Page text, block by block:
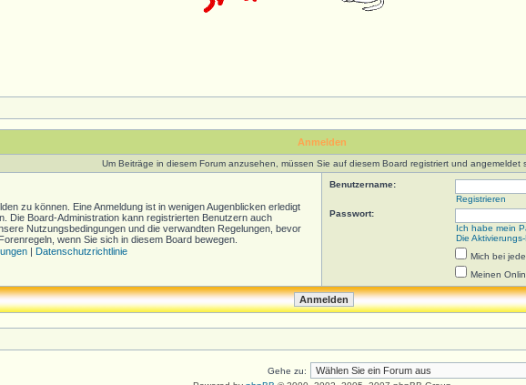
Anmelden
Um Beiträge in diesem Forum anzusehen, müssen Sie auf diesem Board registriert und angemeldet
zu können. Eine Anmeldung ist in wenigen Augenblicken erledigt
Die Board-Administration kann registrierten Benutzern auch
Nutzungsbedingungen und die verwandten Regelungen, bevor
wenn Sie sich in diesem Board bewegen.
| Datenschutzrichtlinie
Benutzername:
Registrieren
Passwort:
Ich habe mein
Die
Mich bei
Meinen
Gehe zu: